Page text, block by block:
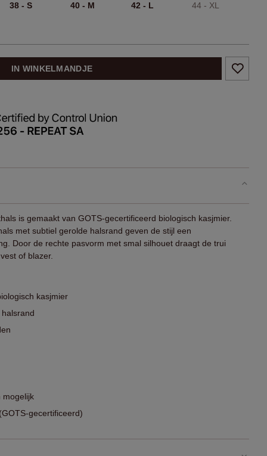
38 - S 40 - M 42 - L 44 - XL
IN WINKELMANDJE
is gemaakt van GOTS-gecertificeerd biologisch kasjmier.
met subtiel gerolde halsrand geven de stijl een
Door de rechte pasvorm met smal silhouet draagt de trui
of blazer.
kasjmier
mogelijk
gecertificeerd)